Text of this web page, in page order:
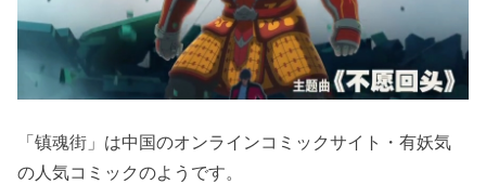
「镇魂街」は中国のオンラインコミックサイト・有妖気
の人気コミックのようです。